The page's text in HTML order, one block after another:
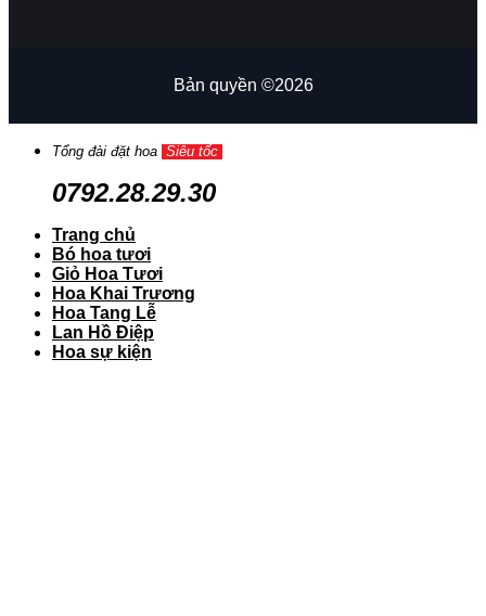
Bản quyền ©2026
Tổng đài đặt hoa Siêu tốc
0792.28.29.30
Trang chủ
Bó hoa tươi
Giỏ Hoa Tươi
Hoa Khai Trương
Hoa Tang Lễ
Lan Hồ Điệp
Hoa sự kiện